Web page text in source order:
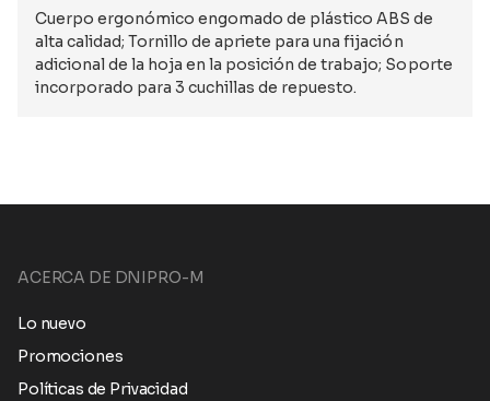
Cuerpo ergonómico engomado de plástico ABS de
alta calidad; Tornillo de apriete para una fijación
adicional de la hoja en la posición de trabajo; Soporte
incorporado para 3 cuchillas de repuesto.
ACERCA DE DNIPRO-M
Lo nuevo
Promociones
Políticas de Privacidad